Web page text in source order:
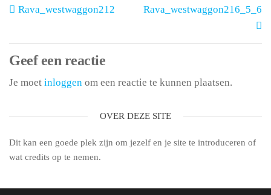
Rava_westwaggon212
Rava_westwaggon216_5_6
Geef een reactie
Je moet inloggen om een reactie te kunnen plaatsen.
OVER DEZE SITE
Dit kan een goede plek zijn om jezelf en je site te introduceren of
wat credits op te nemen.